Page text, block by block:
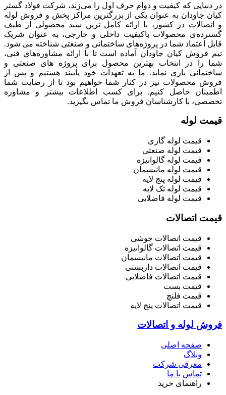
در دنیایی که کیفیت و دوام حرف اول را می‌زند، شرکت فولاد گستر
کیان جاودان به عنوان یکی از بزرگترین مراکز پخش و فروش لوله
و اتصالات در کشور، با ارائه کامل ترین سبد محصولی از طیف
گسترده‌‌ی محصولات باکیفیت داخلی و خارجی، به عنوان شریک
قابل اعتماد شما در پروژه‌های ساختمانی و صنعتی شناخته می شود.
تیم فروش کیان جاودان آماده است تا با ارائه مشاوره‌های فنی،
شما را در انتخاب بهترین محصول برای پروژه های صنعتی و
ساختمانی یاری نماید. ما به تعهدات خود پایبند هستیم و پس از
فروش محصولات نیز در کنار شما خواهیم بود تا از رضایت شما
اطمینان حاصل کنیم. برای کسب اطلاعات بیشتر و مشاوره
تخصصی، با کارشناسان فروش ما تماس بگیرید.
قیمت لوله
قیمت لوله گازی
قیمت لوله صنعتی
قیمت لوله گالوانیزه
قیمت لوله مانیسمان
قیمت لوله پنج لایه
قیمت لوله تک لایه
قیمت لوله فاضلابی
قیمت اتصالات
قیمت اتصالات جوشی
قیمت اتصالات گالوانیزه
قیمت اتصالات مانیسمان
قیمت اتصالات داربستی
قیمت اتصالات فاضلابی
قیمت بست
قیمت فلنچ
قیمت اتصالات پنج لایه
فروش لوله و اتصالات
صفحه اصلی
وبلاگ
معرفی شرکت
تماس با ما
راهنمای خرید